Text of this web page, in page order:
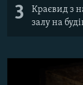
3
Краєвид з
залу на